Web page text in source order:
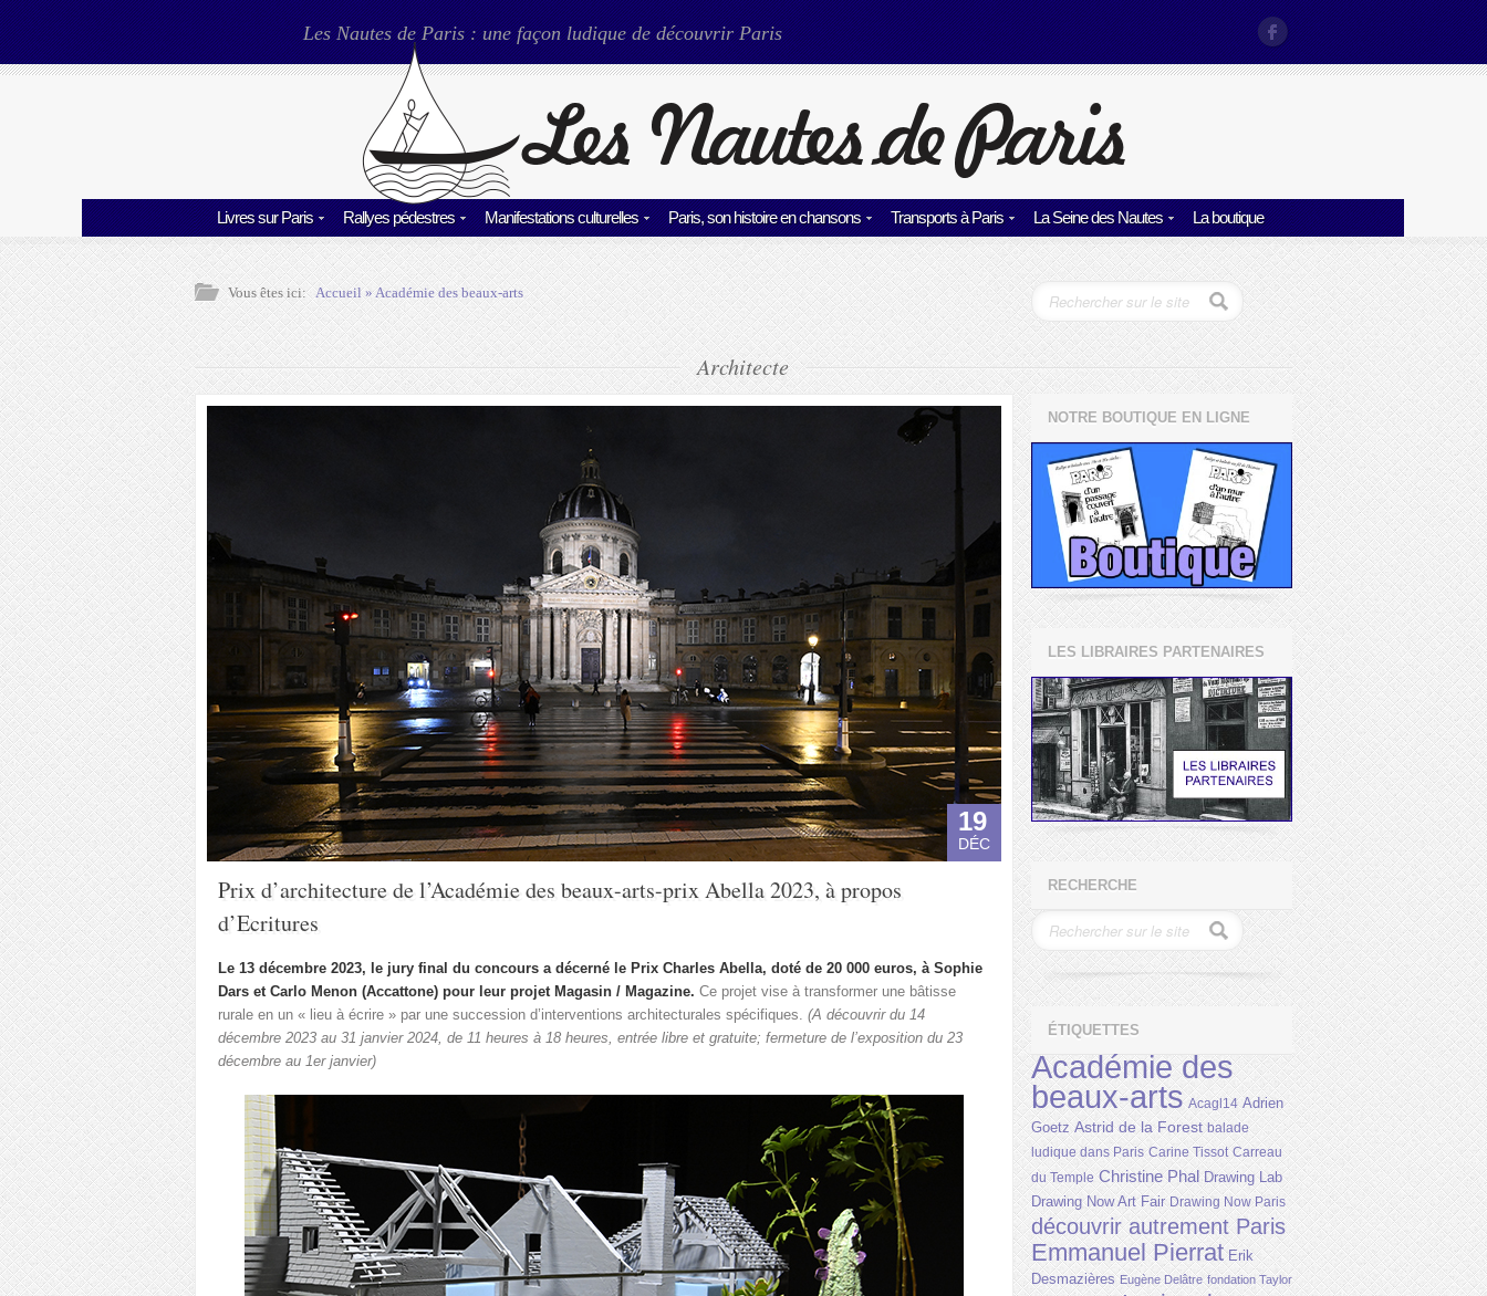
Les Nautes de Paris : une façon ludique de découvrir Paris
Livres sur Paris Rallyes pédestres Manifestations culturelles Paris, son histoire en chansons Transports à Paris La Seine des Nautes La boutique
Vous êtes ici: Accueil»Académie des beaux-arts
Architecte
19
DÉC
Prix d’architecture de l’Académie des beaux-arts-prix Abella 2023, à propos
d’Ecritures
Le 13 décembre 2023, le jury final du concours a décerné le Prix Charles Abella, doté de 20 000 euros, à Sophie
Dars et Carlo Menon (Accattone) pour leur projet Magasin / Magazine. Ce projet vise à transformer une bâtisse
rurale en un « lieu à écrire » par une succession d’interventions architecturales spécifiques. (A découvrir du 14
décembre 2023 au 31 janvier 2024, de 11 heures à 18 heures, entrée libre et gratuite; fermeture de l’exposition du 23
décembre au 1er janvier)
NOTRE BOUTIQUE EN LIGNE
LES LIBRAIRES PARTENAIRES
RECHERCHE
ÉTIQUETTES
Académie des
beaux-arts Acagl14 Adrien
Goetz Astrid de la Forest balade
ludique dans Paris Carine Tissot Carreau
du Temple Christine Phal Drawing Lab
Drawing Now Art Fair Drawing Now Paris
découvrir autrement Paris
Emmanuel Pierrat Erik
Desmazières Eugène Delâtre fondation Taylor